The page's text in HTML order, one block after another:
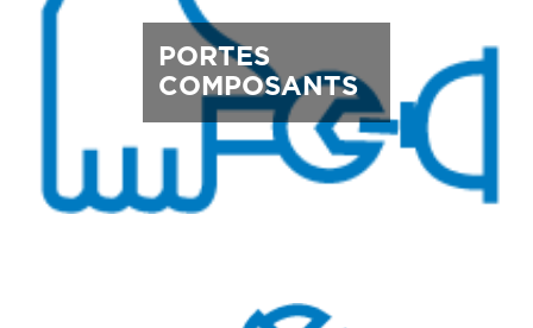
PORTES
COMPOSANTS